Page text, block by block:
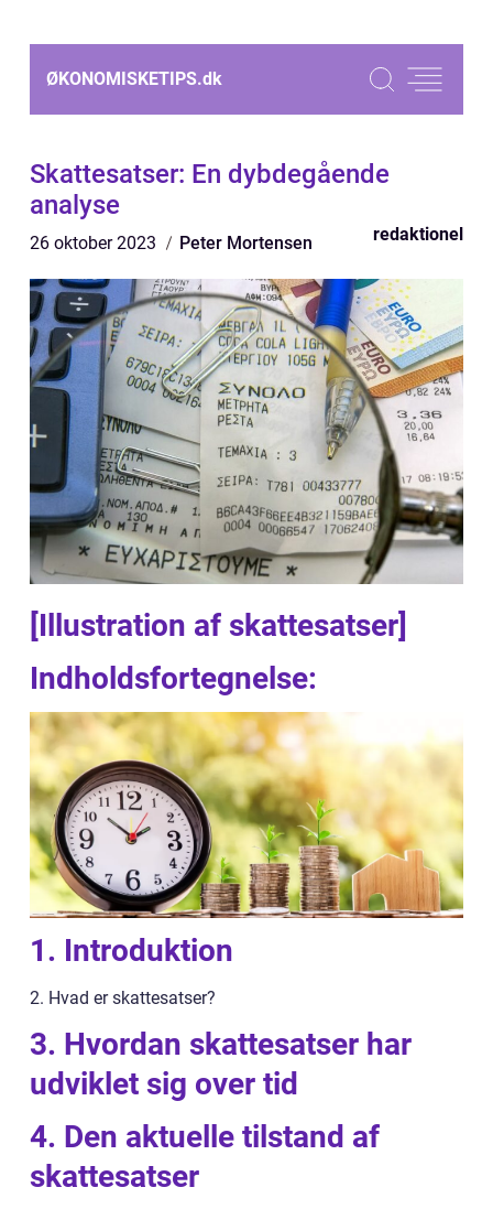
ØKONOMISKETIPS.dk
Skattesatser: En dybdegående
analyse
26 oktober 2023 Peter Mortensen redaktionel
[Illustration af skattesatser]
Indholdsfortegnelse:
1. Introduktion
2. Hvad er skattesatser?
3. Hvordan skattesatser har
udviklet sig over tid
4. Den aktuelle tilstand af
skattesatser